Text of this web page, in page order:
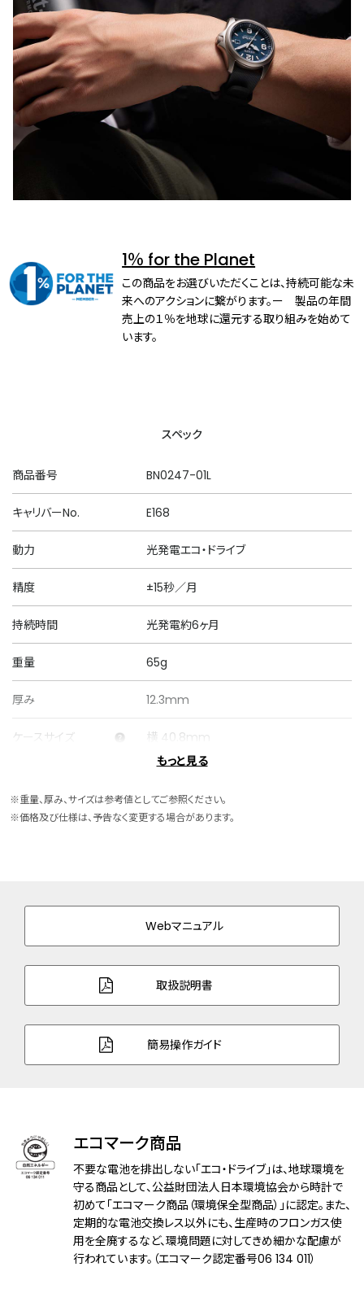
1％ for the Planet
この商品をお選びいただくことは、持続可能な未
来へのアクションに繋がります。ー 製品の年間
売上の１％を地球に還元する取り組みを始めて
います。
スペック
商品番号 BN0247-01L
キャリバーNo. E168
動力 光発電エコ・ドライブ
精度 ±15秒／月
持続時間 光発電約6ヶ月
重量 65g
厚み 12.3mm
ケースサイズ 横 40.8mm
ケース表面処理 デュラテクトMRK(シルバー色)
バンド幅 22.0mm
バンド調整可能サイ
145～191mm
20気圧防水
インターチェンジャブル構造
充電警告機能
過充電防止機能
クイックスタート機能
フル充電時約6ヶ月可動
日付表示
もっと見る
※重量、厚み、サイズは参考値としてご参照ください。
※価格及び仕様は、予告なく変更する場合があります。
Webマニュアル
取扱説明書
簡易操作ガイド
エコマーク商品
不要な電池を排出しない「エコ・ドライブ」は、地球環境を
守る商品として、公益財団法人日本環境協会から時計で
初めて「エコマーク商品（環境保全型商品）」に認定。また、
定期的な電池交換レス以外にも、生産時のフロンガス使
用を全廃するなど、環境問題に対してきめ細かな配慮が
行われています。（エコマーク認定番号06 134 011）